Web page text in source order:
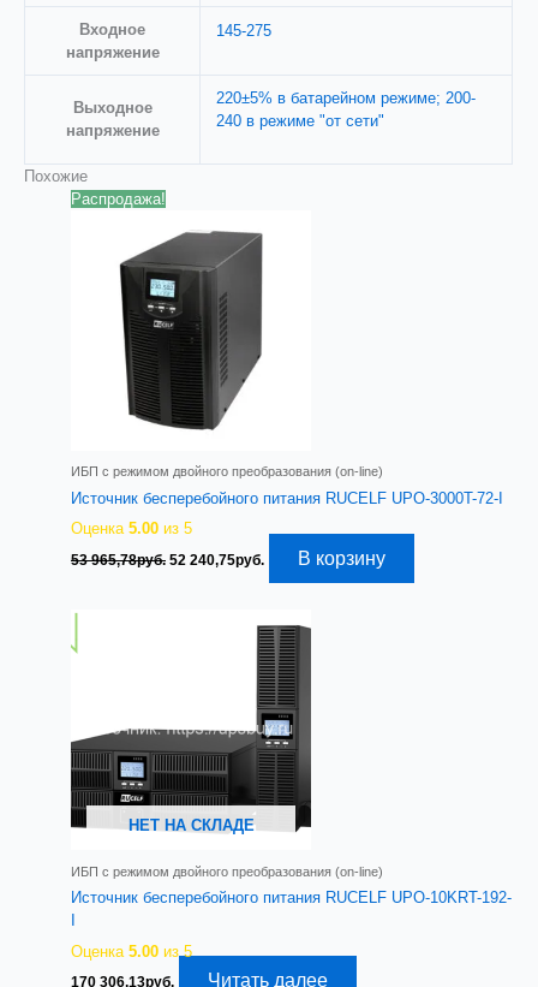
Входное
напряжениe
145-275
Выходное
напряжение
220±5% в батарейном режиме; 200-
240 в режиме "от сети"
Похожие
Распродажа!
ИБП с режимом двойного преобразования (on-line)
Источник бесперебойного питания RUCELF UPO-3000T-72-I
Оценка5.00 из 5
53 965,78руб. Первоначальная
52 240,75руб. ТекущаяВ корзину
НЕТ НА СКЛАДЕ
ИБП с режимом двойного преобразования (on-line)
Источник бесперебойного питания RUCELF UPO-10KRT-192-
Оценка5.00 из 5
170 306,13руб. Читать далее